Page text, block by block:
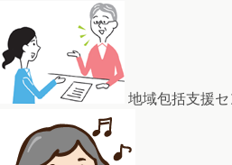
地域包括支援